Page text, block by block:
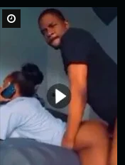
Watch Later